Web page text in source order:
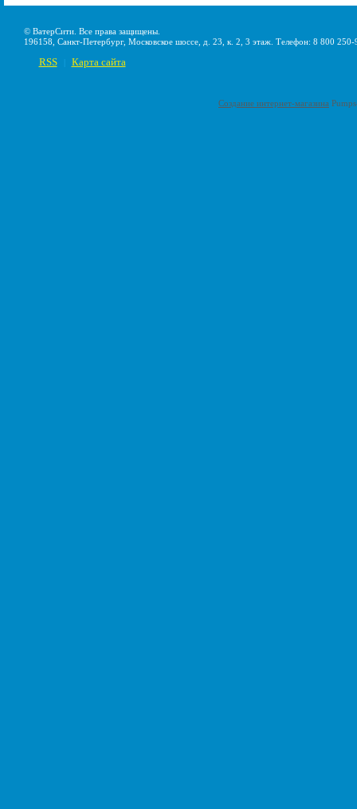
© ВатерСити. Все права защищены.
196158, Санкт-Петербург, Московское шоссе, д. 23, к. 2, 3 этаж. Телефон: 8 800
RSS Карта сайта
Создание интернет-магазина